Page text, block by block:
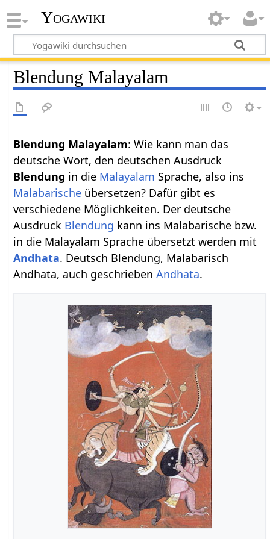
Yogawiki
Blendung Malayalam
Blendung Malayalam: Wie kann man das
deutsche Wort, den deutschen Ausdruck
Blendung in die Malayalam Sprache, also ins
Malabarische übersetzen? Dafür gibt es
verschiedene Möglichkeiten. Der deutsche
Ausdruck Blendung kann ins Malabarische bzw.
in die Malayalam Sprache übersetzt werden mit
Andhata. Deutsch Blendung, Malabarisch
Andhata, auch geschriebenAndhata.